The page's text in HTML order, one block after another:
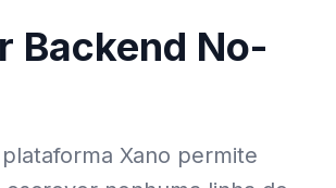
Backend No-
Xano permite